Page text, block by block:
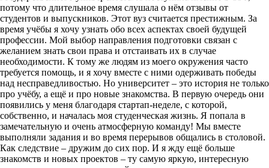
потому что длительное время слушала о нём отзывы от
студентов и выпускников. Этот вуз считается престижным. За
время учёбы я хочу узнать обо всех аспектах своей будущей
профессии. Мой выбор направления подготовки связан с
желанием знать свои права и отстаивать их в случае
необходимости. К тому же людям из моего окружения часто
требуется помощь, и я хочу вместе с ними одерживать победы
над несправедливостью. Но университет – это история не только
про учёбу, а ещё и про новые знакомства. В первую очередь они
появились у меня благодаря стартап-неделе, с которой,
собственно, и началась моя студенческая жизнь. Я попала в
замечательную и очень атмосферную команду! Мы вместе
выполняли задания и во время перерывов общались в столовой.
Как следствие – дружим до сих пор. И я жду ещё больше
знакомств и новых проектов – ту самую яркую, интересную